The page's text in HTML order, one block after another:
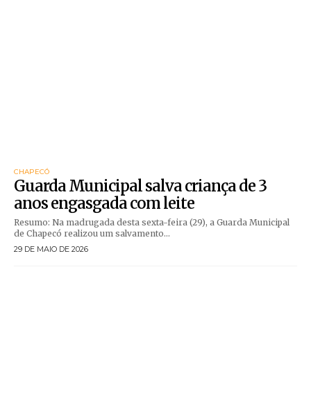
CHAPECÓ
Guarda Municipal salva criança de 3
anos engasgada com leite
Resumo: Na madrugada desta sexta-feira (29), a Guarda Municipal
de Chapecó realizou um salvamento...
29 DE MAIO DE 2026